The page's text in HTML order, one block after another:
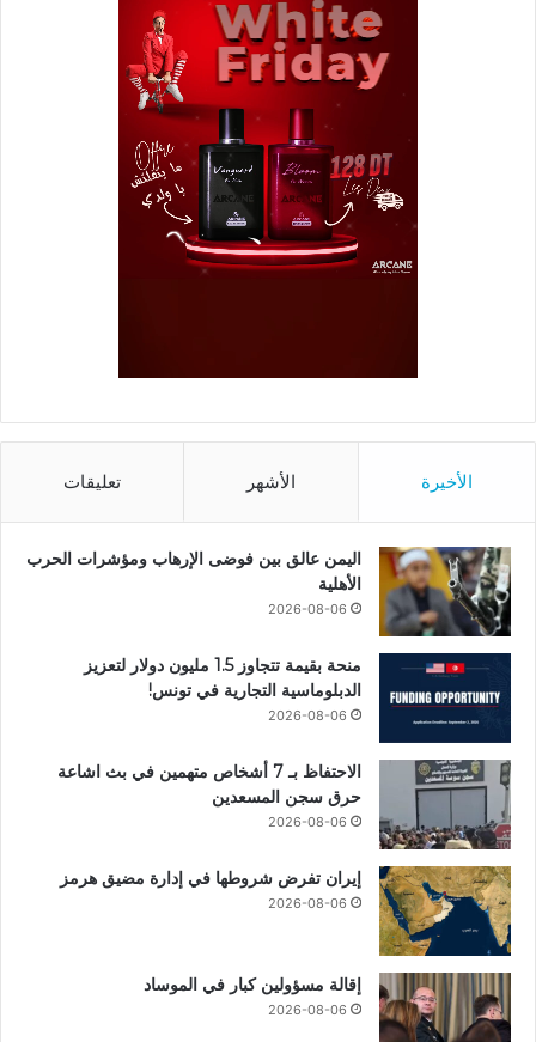
الأخيرة الأشهر تعليقات
اليمن عالق بين فوضى الإرهاب ومؤشرات الحرب
الأهلية
2026-08-06
منحة بقيمة تتجاوز 1.5 مليون دولار لتعزيز
الدبلوماسية التجارية في تونس!
2026-08-06
الاحتفاظ بـ 7 أشخاص متهمين في بث اشاعة
حرق سجن المسعدين
2026-08-06
إيران تفرض شروطها في إدارة مضيق هرمز
2026-08-06
إقالة مسؤولين كبار في الموساد
2026-08-06